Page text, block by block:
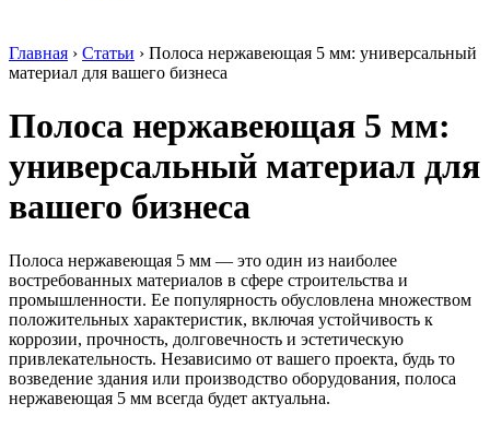
Трубы
нержавеющие
прямоугольные
нержавеющие
электросварные
AISI
Трубы
нержавеющие
электросварные
AISI
Трубы
нержавеющие
перфорированные
Трубы
нержавеющие
Общестроительный
алюминиевая
алюминиевый
Труба
алюминиевая
Уголок
алюминиевый
Фольга
алюминиевая
Чушка
алюминиевая
Швеллер
стальные
стальные
Фланцы
стальные
Заглушки
стальные
Тройники
стальные
Хомуты
стальные
Главная › Статьи › Полоса нержавеющая 5 мм: универсальный
материал для вашего бизнеса
Полоса нержавеющая 5 мм:
универсальный материал для
вашего бизнеса
Полоса нержавеющая 5 мм — это один из наиболее
востребованных материалов в сфере строительства и
промышленности. Ее популярность обусловлена множеством
положительных характеристик, включая устойчивость к
коррозии, прочность, долговечность и эстетическую
привлекательность. Независимо от вашего проекта, будь то
возведение здания или производство оборудования, полоса
нержавеющая 5 мм всегда будет актуальна.